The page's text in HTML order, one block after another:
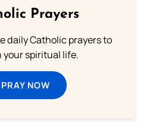
Prayers
daily Catholic prayers to
your spiritual life.
PRAY NOW